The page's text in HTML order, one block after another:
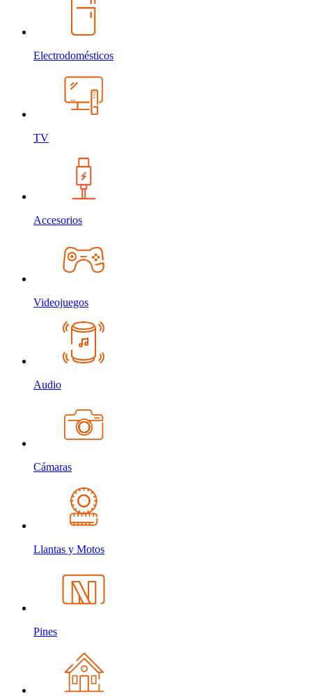
Electrodomésticos
TV
Accesorios
Videojuegos
Audio
Cámaras
Llantas y Motos
Pines